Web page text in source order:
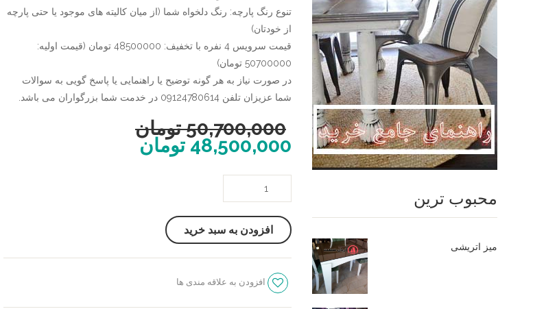
تنوع رنگ پارچه: رنگ دلخواه شما (از میان کالیته های موجود یا حتی پارچه
از خودتان)
قیمت سرویس 4 نفره با تخفیف: 48500000 تومان (قیمت اولیه:
50700000 تومان)
در صورت نیاز به هر گونه توضیح یا راهنمایی یا پاسخ گویی به سوالات
شما عزیزان تلفن 09124780614 در خدمت شما بزرگواران می باشد.
50,700,000 تومان
48,500,000 تومان
و
صندلی
لهستانی
ناهار
افزودن به سبد خرید
افزودن به علاقه مندی ها
محبوب ترین
میز اتریشی